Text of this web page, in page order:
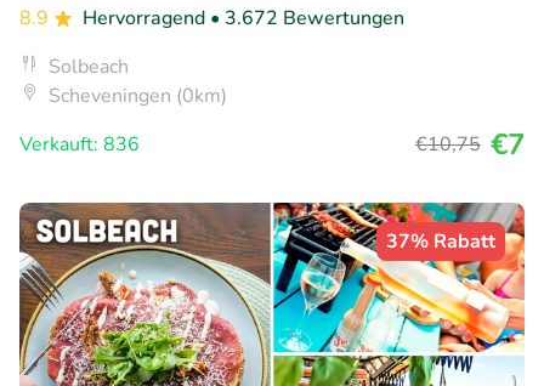
8.9
Hervorragend • 3.672 Bewertungen
Solbeach
Scheveningen (0km)
Verkauft: 836
€10,75 €7
37% Rabatt